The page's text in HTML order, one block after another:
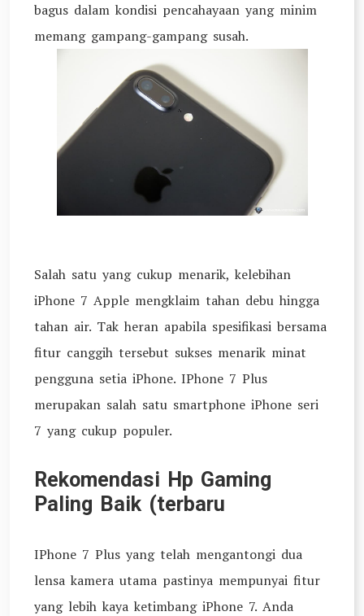
bagus dalam kondisi pencahayaan yang minim
memang gampang-gampang susah.
Salah satu yang cukup menarik, kelebihan
iPhone 7 Apple mengklaim tahan debu hingga
tahan air. Tak heran apabila spesifikasi bersama
fitur canggih tersebut sukses menarik minat
pengguna setia iPhone. IPhone 7 Plus
merupakan salah satu smartphone iPhone seri
7 yang cukup populer.
Rekomendasi Hp Gaming
Paling Baik (terbaru
IPhone 7 Plus yang telah mengantongi dua
lensa kamera utama pastinya mempunyai fitur
yang lebih kaya ketimbang iPhone 7. Anda